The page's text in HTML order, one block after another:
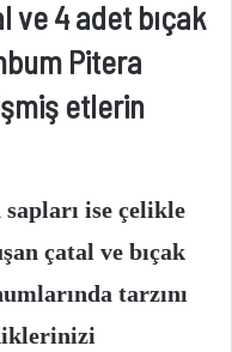
ve 4 adet bıçak
Pitera
etlerin
ise çelikle
çatal ve bıçak
tarzını